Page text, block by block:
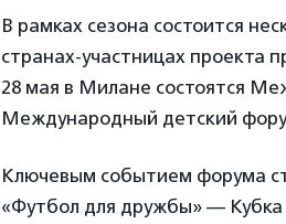
В рамках сезона состоится
странах-участницах
28 мая в Милане состоятся
Международный детский
Ключевым событием форума
«Футбол для дружбы» —